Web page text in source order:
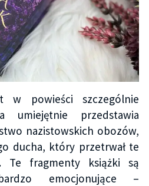
w powieści szczególnie
umiejętnie przedstawia
nazistowskich obozów,
ducha, który przetrwał te
Te fragmenty książki są
emocjonujące –